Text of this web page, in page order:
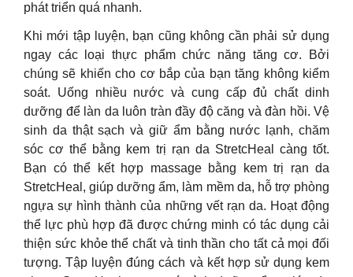
phát triển quá nhanh.
Khi mới tập luyện, bạn cũng không cần phải sử dụng
ngay các loại thực phẩm chức năng tăng cơ. Bởi
chúng sẽ khiến cho cơ bắp của bạn tăng không kiểm
soát. Uống nhiều nước và cung cấp đủ chất dinh
dưỡng để làn da luôn tràn đầy độ căng và đàn hồi. Vệ
sinh da thật sạch và giữ ẩm bằng nước lạnh, chăm
sóc cơ thể bằng kem trị rạn da StretcHeal càng tốt.
Bạn có thể kết hợp massage bằng kem trị rạn da
StretcHeal, giúp dưỡng ẩm, làm mềm da, hỗ trợ phòng
ngựa sự hình thành của những vết rạn da. Hoạt động
thể lực phù hợp đã được chứng minh có tác dụng cải
thiện sức khỏe thể chất và tinh thần cho tất cả mọi đối
tượng. Tập luyện đúng cách và kết hợp sử dụng kem